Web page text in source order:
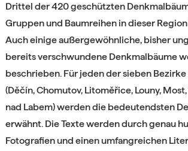
Drittel der 420 geschützten
Gruppen und Baumreihen in dieser
Auch einige außergewöhnliche, bisher
bereits verschwundene Denkmalbäume
beschrieben. Für jeden der sieben
(Děčín, Chomutov, Litoměřice, Louny,
nad Labem) werden die bedeutendsten
erwähnt. Die Texte werden durch genau
Fotografien und einen umfangreichen